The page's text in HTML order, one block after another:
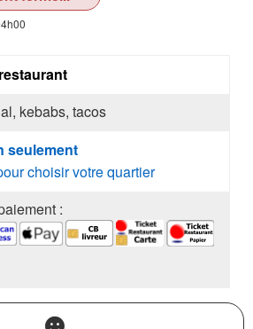
kebabs, tacos
seulement
choisir votre quartier
: